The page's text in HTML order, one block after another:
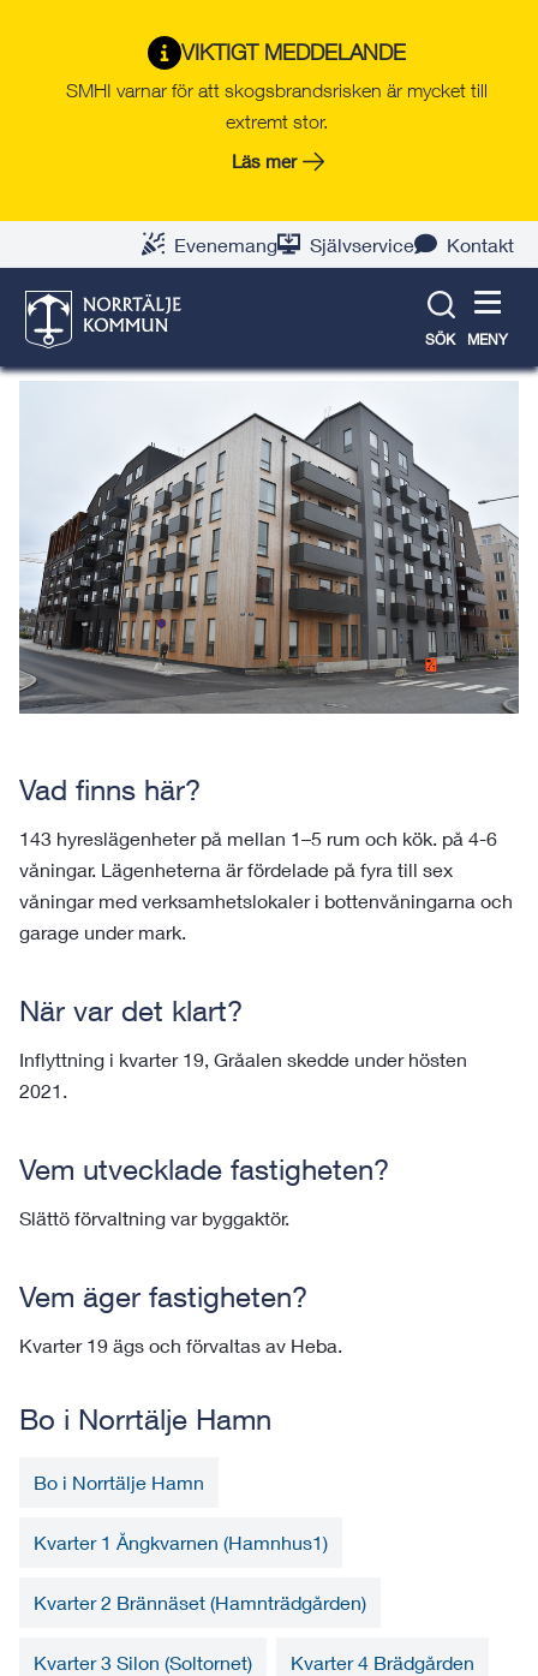
VIKTIGT MEDDELANDE
SMHI varnar för att skogsbrandsrisken är mycket till
extremt stor.
Läs mer
Evenemang Självservice Kontakt
SÖK MENY
Norrtälje Hamn
Kvarter 19 Gråalen
Kvarteret Gråalen är, tillsammans med kvarteret
Rödalen, ett trähusprojekt med totalt 300
hyreslägenheter.
Vad finns här?
143 hyreslägenheter på mellan 1–5 rum och kök. på 4-6
våningar. Lägenheterna är fördelade på fyra till sex
våningar med verksamhetslokaler i bottenvåningarna och
garage under mark.
När var det klart?
Inflyttning i kvarter 19, Gråalen skedde under hösten
2021.
Vem utvecklade fastigheten?
Slättö förvaltning var byggaktör.
Vem äger fastigheten?
Kvarter 19 ägs och förvaltas av Heba.
Bo i Norrtälje Hamn
Bo i Norrtälje Hamn
Kvarter 1 Ångkvarnen (Hamnhus1)
Kvarter 2 Brännäset (Hamnträdgården)
Kvarter 3 Silon (Soltornet) Kvarter 4 Brädgården